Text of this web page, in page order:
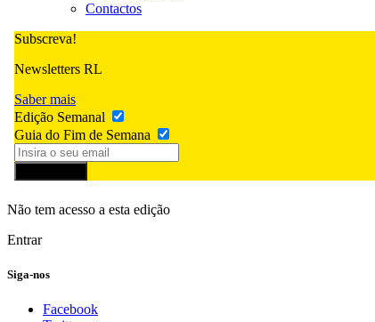
Contactos
Subscreva!
Newsletters RL
Saber mais
Edição Semanal
Guia do Fim de Semana
Não tem acesso a esta edição
Entrar
Siga-nos
Facebook